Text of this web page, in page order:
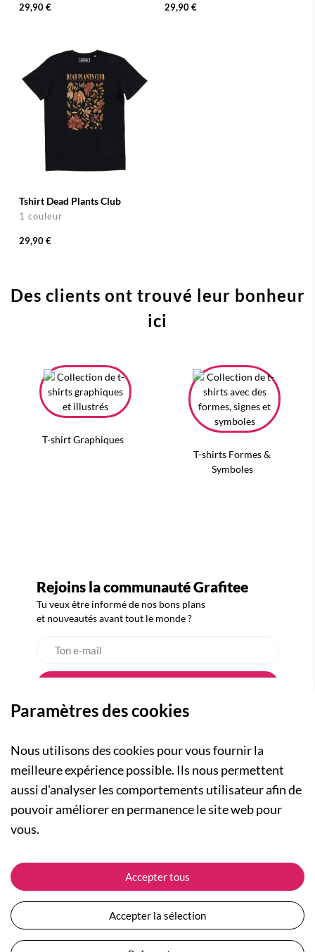
29,90 € 29,90 €
Tshirt Dead Plants Club
1 couleur
29,90 €
Des clients ont trouvé leur bonheur
ici
T-shirt Graphiques
T-shirts Formes &
Symboles
Rejoins la communauté Grafitee
Tu veux être informé de nos bons plans
et nouveautés avant tout le monde ?
A PROPOS
Qui sommes-nous ?
Actualités
Nos engagements
Plan du site
Devenir revendeur
NOS RUBRIQUES
Collection Femme
Collection Enfants
Les Totebags
Nos différents thèmes
ASSISTANCE
Suivre ma commande
Expédition et livraison
Retour et remboursement
Moyens de paiement
Paramètres des cookies
Nous utilisons des cookies pour vous fournir la
meilleure expérience possible. Ils nous permettent
aussi d'analyser les comportements utilisateur afin de
pouvoir améliorer en permanence le site web pour
vous.
Accepter tous
Accepter la sélection